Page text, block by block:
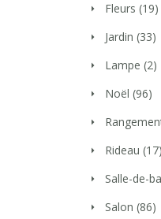
Fleurs (19)
Jardin (33)
Lampe (2)
Noël (96)
Rideau (17)
Salle-de-
Salon (86)